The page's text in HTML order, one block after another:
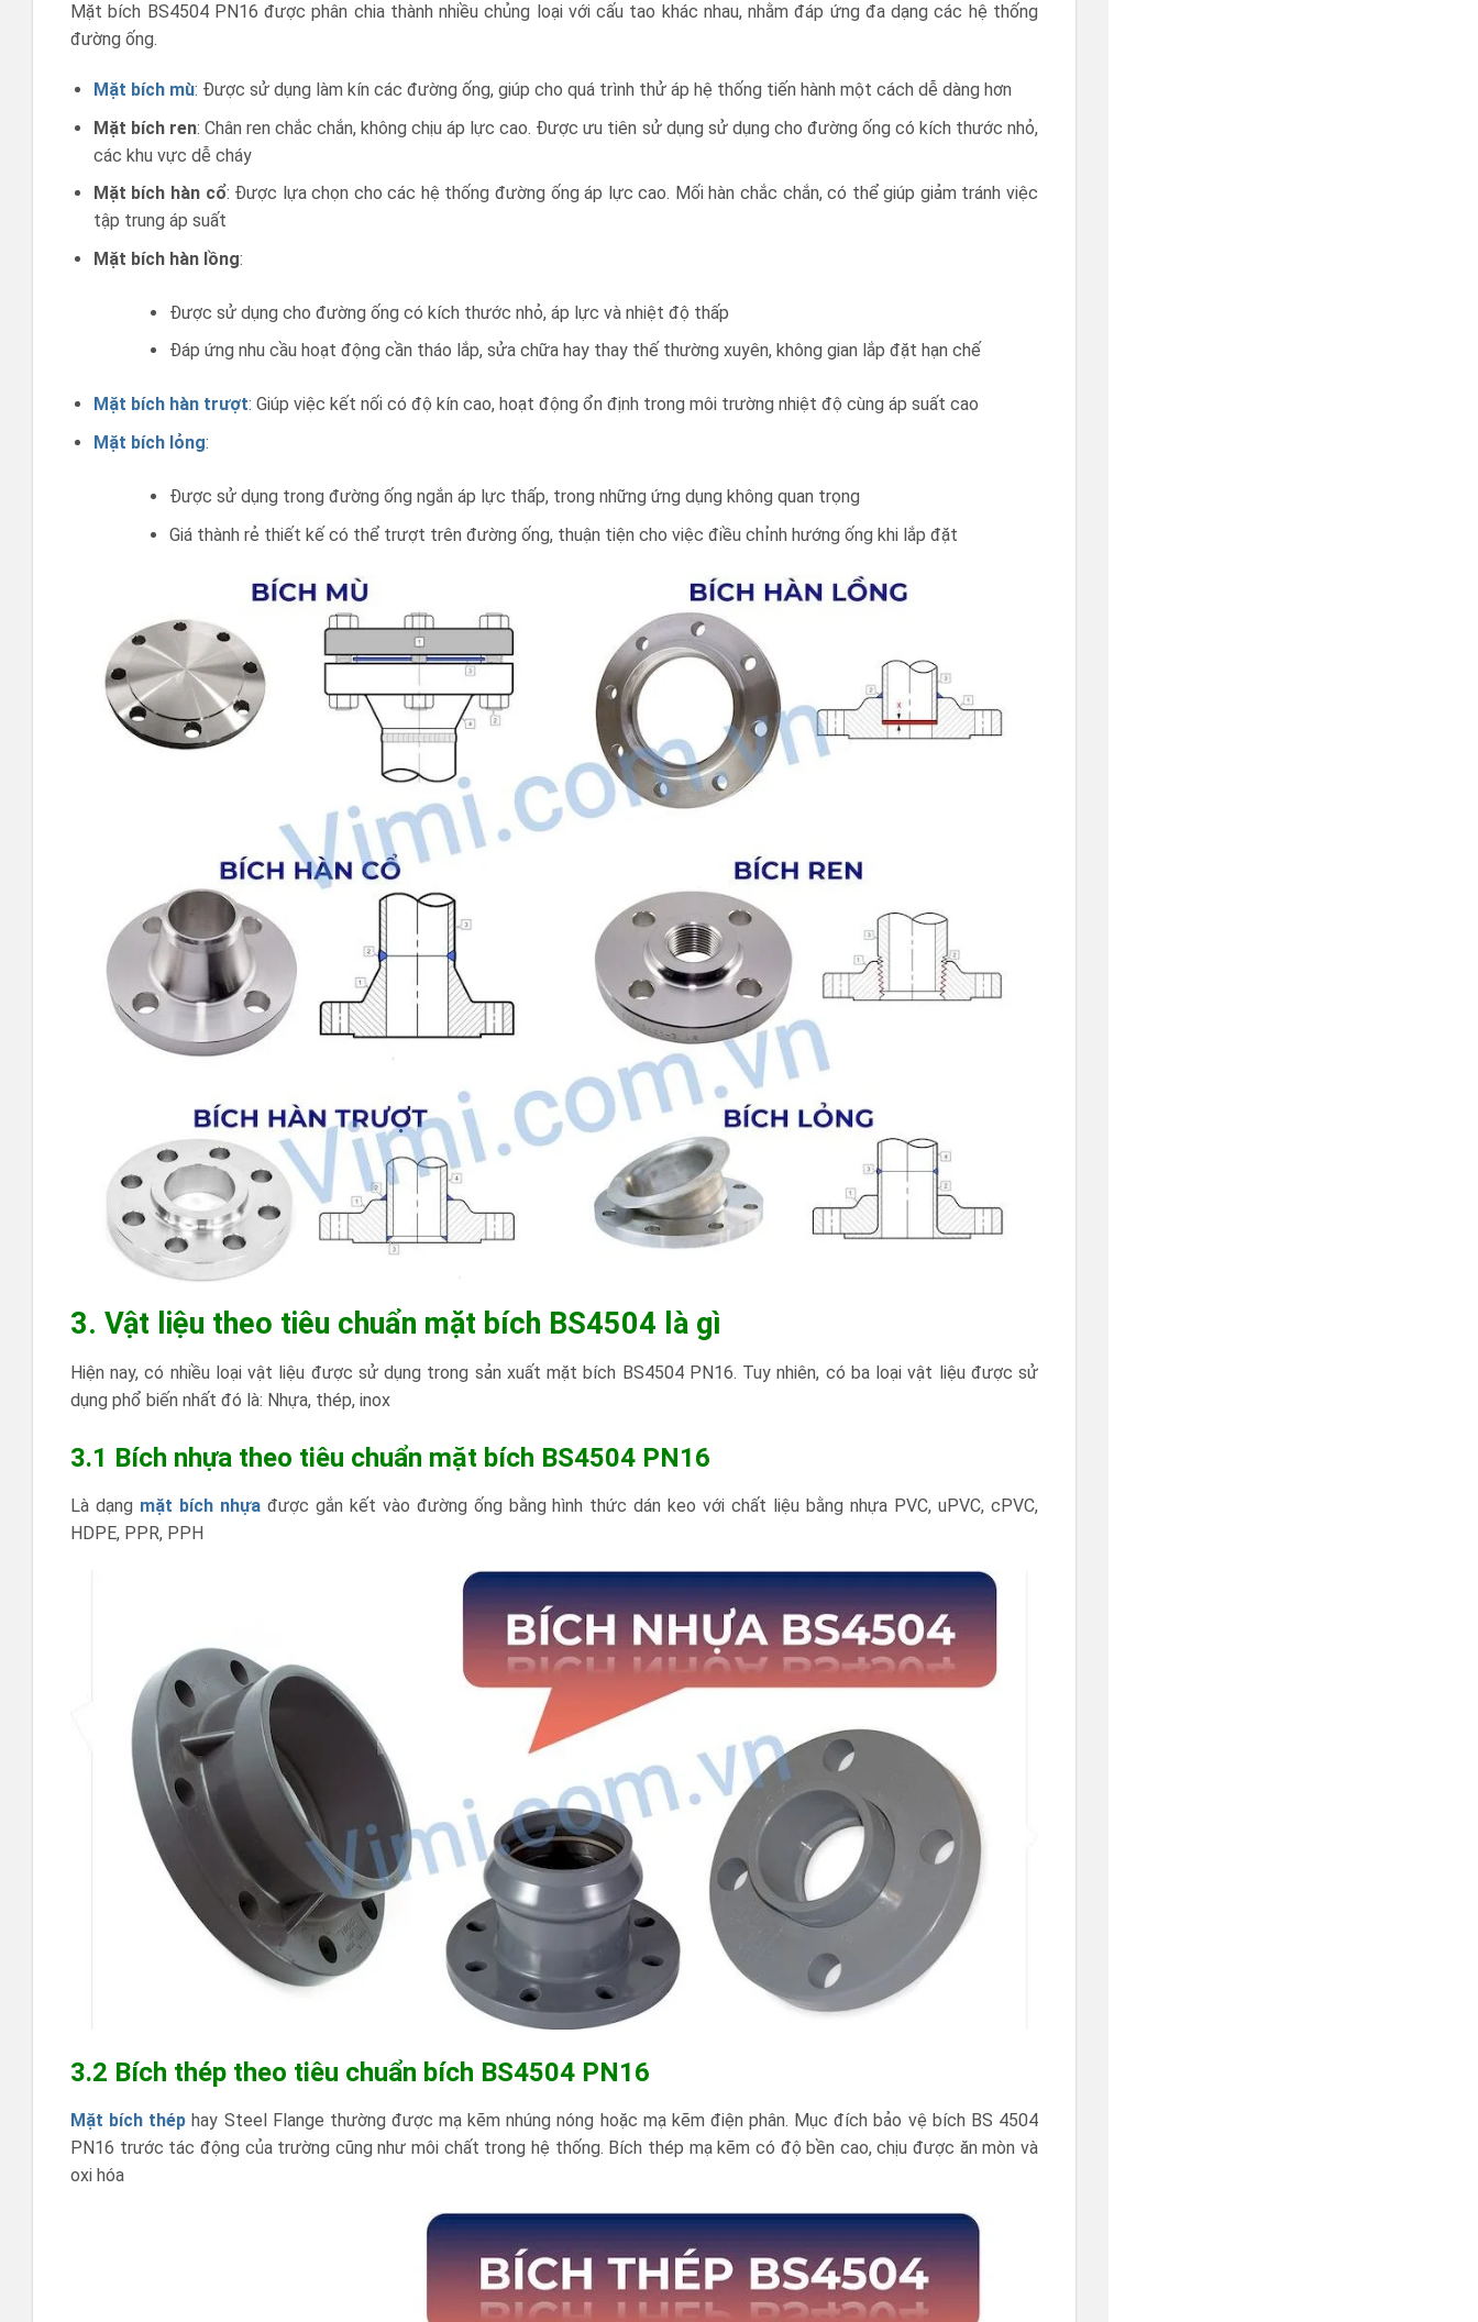
Mặt bích BS4504 PN16 được phân chia thành nhiều chủng loại với cấu tao khác nhau, nhằm đáp ứng đa dạng các hệ thống
đường ống.
Mặt bích mù: Được sử dụng làm kín các đường ống, giúp cho quá trình thử áp hệ thống tiến hành một cách dễ dàng hơn
Mặt bích ren: Chân ren chắc chắn, không chịu áp lực cao. Được ưu tiên sử dụng sử dụng cho đường ống có kích thước nhỏ,
các khu vực dễ cháy
Mặt bích hàn cổ: Được lựa chọn cho các hệ thống đường ống áp lực cao. Mối hàn chắc chắn, có thể giúp giảm tránh việc
tập trung áp suất
Mặt bích hàn lồng:
Được sử dụng cho đường ống có kích thước nhỏ, áp lực và nhiệt độ thấp
Đáp ứng nhu cầu hoạt động cần tháo lắp, sửa chữa hay thay thế thường xuyên, không gian lắp đặt hạn chế
Mặt bích hàn trượt: Giúp việc kết nối có độ kín cao, hoạt động ổn định trong môi trường nhiệt độ cùng áp suất cao
Mặt bích lỏng:
Được sử dụng trong đường ống ngắn áp lực thấp, trong những ứng dụng không quan trọng
Giá thành rẻ thiết kế có thể trượt trên đường ống, thuận tiện cho việc điều chỉnh hướng ống khi lắp đặt
3. Vật liệu theo tiêu chuẩn mặt bích BS4504 là gì
Hiện nay, có nhiều loại vật liệu được sử dụng trong sản xuất mặt bích BS4504 PN16. Tuy nhiên, có ba loại vật liệu được sử
dụng phổ biến nhất đó là: Nhựa, thép, inox
3.1 Bích nhựa theo tiêu chuẩn mặt bích BS4504 PN16
Là dạng mặt bích nhựađược gắn kết vào đường ống bằng hình thức dán keo với chất liệu bằng nhựa PVC, uPVC, cPVC,
HDPE, PPR, PPH
3.2 Bích thép theo tiêu chuẩn bích BS4504 PN16
Mặt bích thép hay Steel Flange thường được mạ kẽm nhúng nóng hoặc mạ kẽm điện phân. Mục đích bảo vệ bích BS 4504
PN16 trước tác động của trường cũng như môi chất trong hệ thống. Bích thép mạ kẽm có độ bền cao, chịu được ăn mòn và
oxi hóa